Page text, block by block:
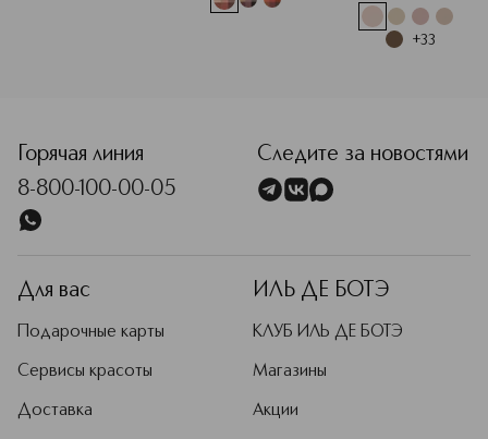
+33
Горячая линия
8-800-100-00-05
Следите за новостями
Для вас
Подарочные карты
Сервисы красоты
Доставка
ИЛЬ ДЕ БОТЭ
КЛУБ ИЛЬ ДЕ БОТЭ
Магазины
Акции